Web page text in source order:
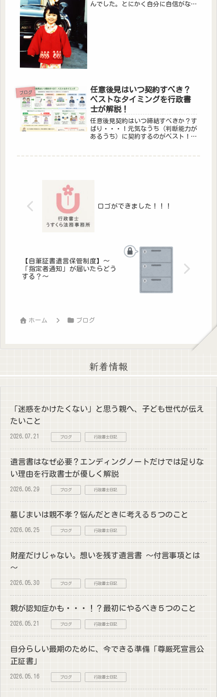
んでした。とにかく自分に自信がな
ブログ
任意後見はいつ契約すべき？
ベストなタイミングを行政書
士が解説！
任意後見契約はいつ締結すべきか？す
ばり・・・！元気なうち（判断能力が
あるうち）に契約するのがベスト！任
ロゴができました！！！
【自筆証書遺言保管制度】～
「指定者通知」が届いたらどう
する？～
ホーム ブログ
新着情報
「迷惑をかけたくない」と思う親へ、子ども世代が伝え
たいこと
2026.07.21 ブログ 行政書士日記
遺言書はなぜ必要？エンディングノートだけでは足りな
い理由を行政書士が優しく解説
2026.06.29 ブログ 行政書士日記
墓じまいは親不孝？悩んだときに考える５つのこと
2026.06.25 ブログ 行政書士日記
財産だけじゃない。想いを残す遺言書 ～付言事項とは
～
2026.05.30 ブログ 行政書士日記
親が認知症かも・・・！？最初にやるべき５つのこと
2026.05.21 ブログ 行政書士日記
自分らしい最期のために、今できる準備「尊厳死宣言公
正証書」
2026.05.16 ブログ 行政書士日記